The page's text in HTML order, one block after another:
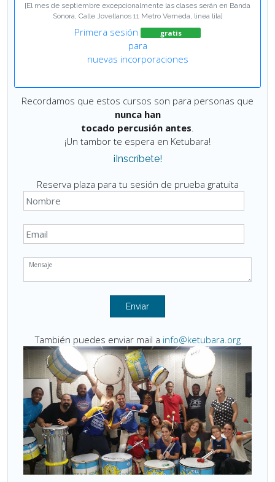
[El mes de septiembre excepcionalmente las clases serán en Banda
Sonora, Calle Jovellanos 11 Metro Verneda, linea lila]
Primera sesión gratis
para
nuevas incorporaciones
Recordamos que estos cursos son para personas que
nunca han
tocado percusión antes.
¡Un tambor te espera en Ketubara!
¡Inscríbete!
Reserva plaza para tu sesión de prueba gratuita
También puedes enviar mail a info@ketubara.org